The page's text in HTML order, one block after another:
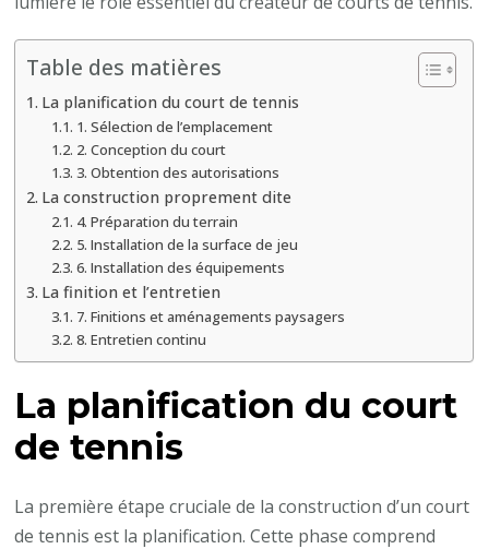
en
termes
de
planification
et
d’exécution
?
Table des matières
La planification du court de tennis
1. Sélection de l’emplacement
2. Conception du court
3. Obtention des autorisations
La construction proprement dite
4. Préparation du terrain
5. Installation de la surface de jeu
6. Installation des équipements
La finition et l’entretien
7. Finitions et aménagements paysagers
8. Entretien continu
La planification du court
de tennis
La première étape cruciale de la construction d’un court
de tennis est la planification. Cette phase comprend